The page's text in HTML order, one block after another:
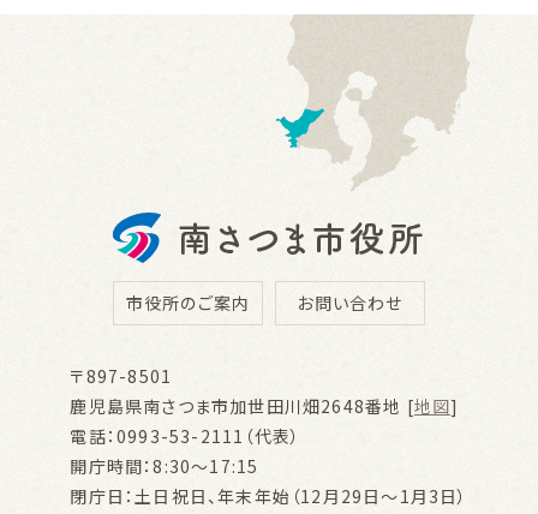
市役所のご案内 お問い合わせ
〒897-8501
鹿児島県南さつま市加世田川畑2648番地 [地図]
電話：0993-53-2111（代表）
開庁時間：8:30～17:15
閉庁日：土日祝日、年末年始（12月29日～1月3日）